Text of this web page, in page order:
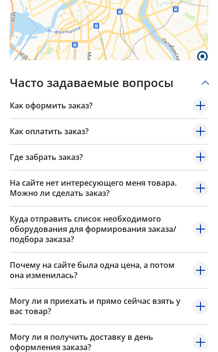
Часто задаваемые вопросы
Как оформить заказ?
Как оплатить заказ?
Где забрать заказ?
На сайте нет интересующего меня товара.
Можно ли сделать заказ?
Куда отправить список необходимого
оборудования для формирования заказа/
подбора заказа?
Почему на сайте была одна цена, а потом
она изменилась?
Могу ли я приехать и прямо сейчас взять у
вас товар?
Могу ли я получить доставку в день
оформления заказа?